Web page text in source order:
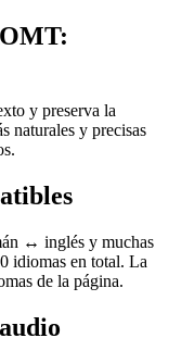
y preserva la
naturales y precisas
↔ inglés y muchas
idiomas en total. La
de la página.